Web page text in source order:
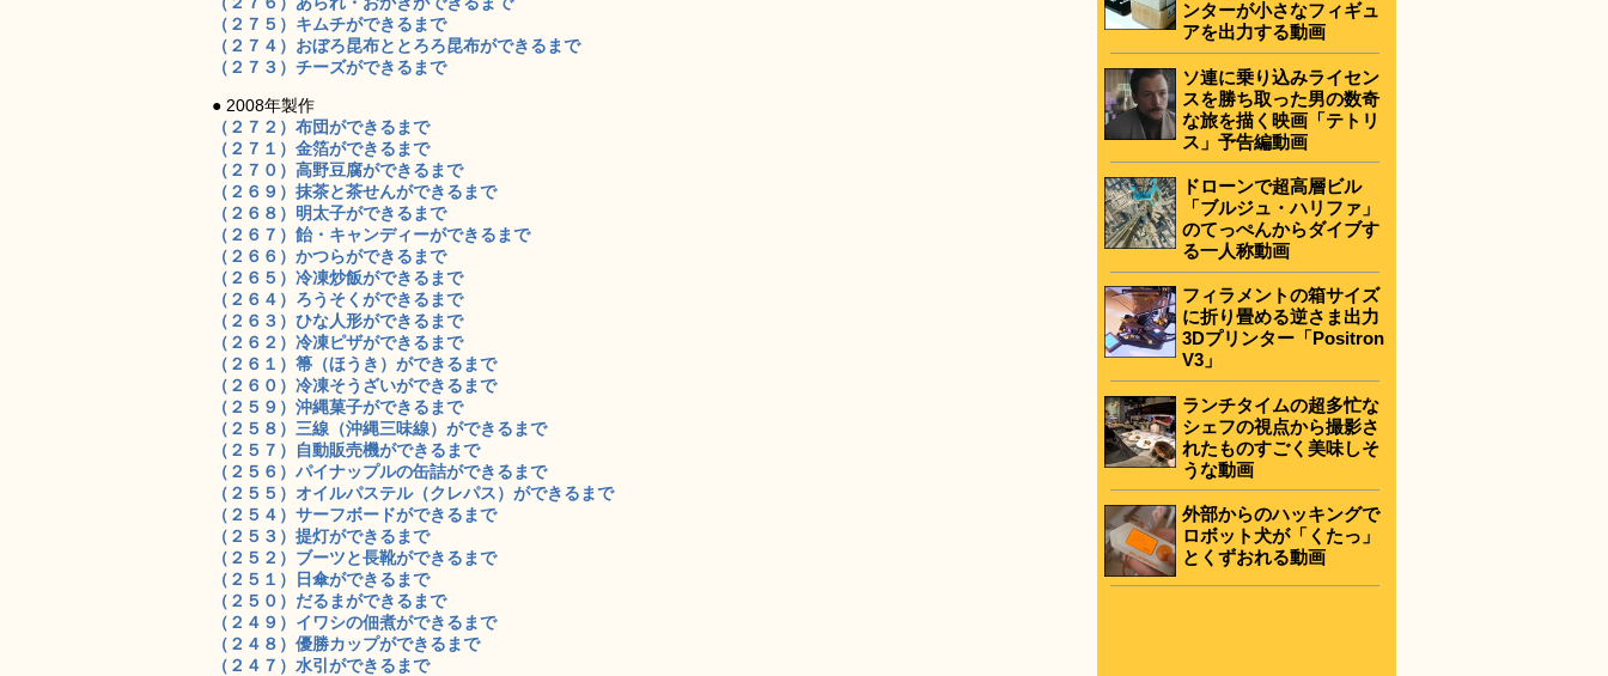
（２７５）キムチができるまで
（２７４）おぼろ昆布ととろろ昆布ができるまで
（２７３）チーズができるまで
● 2008年製作
（２７２）布団ができるまで
（２７１）金箔ができるまで
（２７０）高野豆腐ができるまで
（２６９）抹茶と茶せんができるまで
（２６８）明太子ができるまで
（２６７）飴・キャンディーができるまで
（２６６）かつらができるまで
（２６５）冷凍炒飯ができるまで
（２６４）ろうそくができるまで
（２６３）ひな人形ができるまで
（２６２）冷凍ピザができるまで
（２６１）箒（ほうき）ができるまで
（２６０）冷凍そうざいができるまで
（２５９）沖縄菓子ができるまで
（２５８）三線（沖縄三味線）ができるまで
（２５７）自動販売機ができるまで
（２５６）パイナップルの缶詰ができるまで
（２５５）オイルパステル（クレパス）ができるまで
（２５４）サーフボードができるまで
（２５３）提灯ができるまで
（２５２）ブーツと長靴ができるまで
（２５１）日傘ができるまで
（２５０）だるまができるまで
（２４９）イワシの佃煮ができるまで
（２４８）優勝カップができるまで
（２４７）水引ができるまで
ンターが小さなフィギュ
アを出力する動画
ソ連に乗り込みライセン
スを勝ち取った男の数奇
な旅を描く映画「テトリ
ス」予告編動画
ドローンで超高層ビル
「ブルジュ・ハリファ」
のてっぺんからダイブす
る一人称動画
フィラメントの箱サイズ
に折り畳める逆さま出力
3Dプリンター「Positron
V3」
ランチタイムの超多忙な
シェフの視点から撮影さ
れたものすごく美味しそ
うな動画
外部からのハッキングで
ロボット犬が「くたっ」
とくずおれる動画